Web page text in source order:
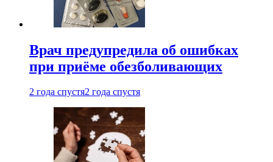
Врач предупредила об ошибках
при приëме обезболивающих
2 года спустя2 года спустя